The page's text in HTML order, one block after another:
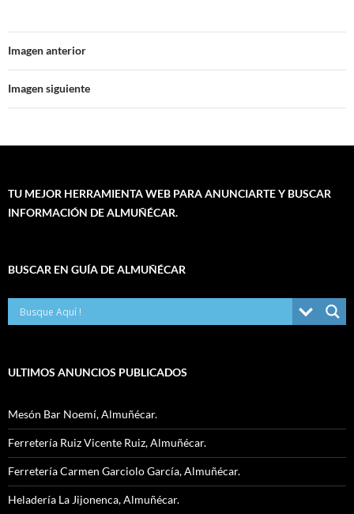
Imagen anterior
Imagen siguiente
TU MEJOR HERRAMIENTA WEB PARA ANUNCIARTE Y BUSCAR
INFORMACIÓN DE ALMUÑÉCAR.
BUSCAR EN GUÍA DE ALMUÑÉCAR
ULTIMOS ANUNCIOS PUBLICADOS
Mesón Bar Noemí, Almuñécar.
Ferretería Ruiz Vicente Ruiz, Almuñécar.
Ferretería Carmen Garciolo García, Almuñécar.
Heladería La Jijonenca, Almuñécar.